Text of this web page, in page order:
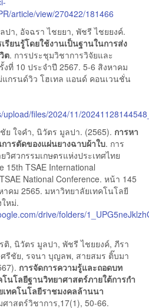
article/view/270422/181466
า, อัจฉรา ไชยยา, พัชรี ไชยยงค์.
รียนรู้โดยใช้งานเป็นฐานในการส่ง
ต. การประชุมวิชาการวิจัยและ
ที่ 10 ประจำปี 2567. 5-6 สิงหาคม
แกรนด์วิว โฮเทล แอนด์ คอนเวนชั่น
files/2024/11/
ใจคำ, นิวัตร มูลปา. (2565). การหา
ารตัดของแผ่นยางฉาบผ้าใบ. การ
วิศวกรรมเกษตรแห่งประเทศไทย
15th TSAE International
National Conference. หน้า 145
คม 2565. มหาวิทยาลัยเทคโนโลยี
หม่.
drive/folders/
ติ, นิวัตร มูลปา, พัชรี ไชยยงค์, ภีรา
รีชัย, รจนา บุญลพ, สายสมร ติ๊บมา
การจัดการความรู้และถอดบท
โนโลยีฐานวิทยาศาสตร์ภายใต้การกํา
ทคโนโลยีราชมงคลล้านนา
ศาสตร์วิชาการ,17(1), 50-66.